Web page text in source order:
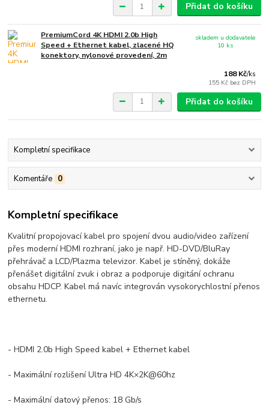
Přidat do košíku
PremiumCord 4K HDMI 2.0b High
Speed + Ethernet kabel, zlacené HQ
konektory, nylonové provedení, 2m
188 Kč/ks
155 Kč bez DPH
skladem u dodavatele
10 ks
Přidat do košíku
Kompletní specifikace
Komentáře 0
Kompletní specifikace
Kvalitní propojovací kabel pro spojení dvou audio/video zařízení
přes moderní HDMI rozhraní, jako je např. HD-DVD/BluRay
přehrávač a LCD/Plazma televizor. Kabel je stíněný, dokáže
přenášet digitální zvuk i obraz a podporuje digitání ochranu
obsahu HDCP. Kabel má navíc integrován vysokorychlostní přenos
ethernetu.
- HDMI 2.0b High Speed kabel + Ethernet kabel
- Maximální rozlišení Ultra HD 4K×2K@60hz
- Maximální datový přenos: 18 Gb/s